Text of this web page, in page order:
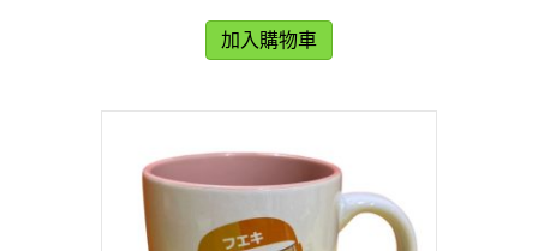
加入購物車